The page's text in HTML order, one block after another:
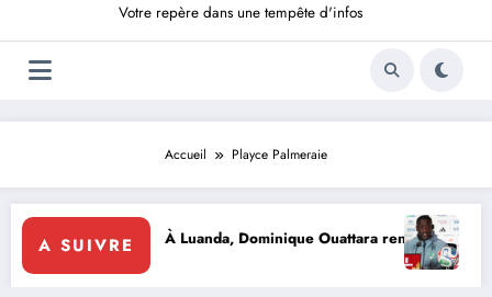
Votre repère dans une tempête d'infos
Accueil Playce Palmeraie
A SUIVRE
CÉRÉMONIEd’influence : À Luanda, Dominique Ouattara renforce le